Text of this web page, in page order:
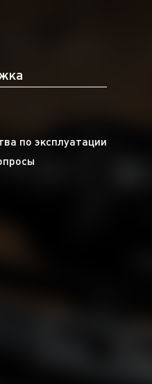
по эксплуатации